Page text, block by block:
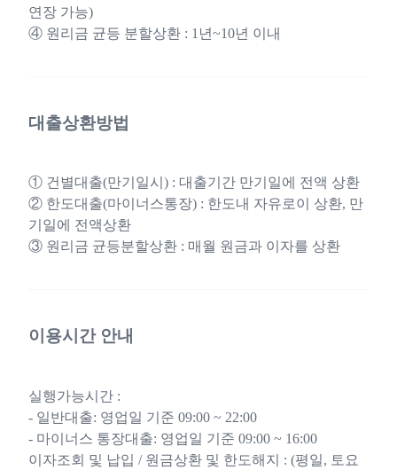
연장 가능)
④ 원리금 균등 분할상환 : 1년~10년 이내
대출상환방법
① 건별대출(만기일시) : 대출기간 만기일에 전액 상환
② 한도대출(마이너스통장) : 한도내 자유로이 상환, 만
기일에 전액상환
③ 원리금 균등분할상환 : 매월 원금과 이자를 상환
이용시간 안내
실행가능시간 :
- 일반대출: 영업일 기준 09:00 ~ 22:00
- 마이너스 통장대출: 영업일 기준 09:00 ~ 16:00
이자조회 및 납입 / 원금상환 및 한도해지 : (평일, 토요